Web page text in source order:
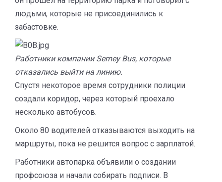
людьми, которые не присоединились к
забастовке.
Работники компании Semey Bus, которые
отказались выйти на линию.
Спустя некоторое время сотрудники полиции
создали коридор, через который проехало
несколько автобусов.
Около 80 водителей отказываются выходить на
маршруты, пока не решится вопрос с зарплатой.
Работники автопарка объявили о создании
профсоюза и начали собирать подписи. В